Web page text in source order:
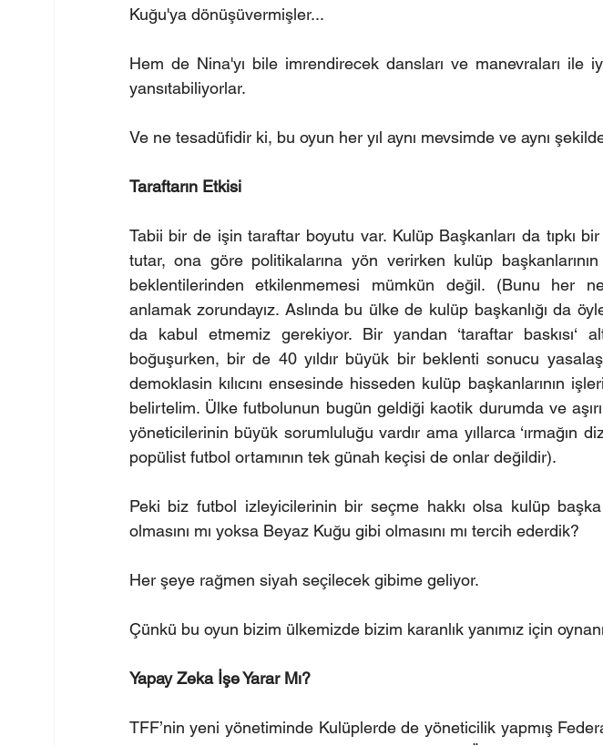
Kuğu'ya dönüşüvermişler...
Hem de Nina'yı bile imrendirecek dansları ve manevraları ile
yansıtabiliyorlar.
Ve ne tesadüfidir ki, bu oyun her yıl aynı mevsimde ve aynı
Taraftarın Etkisi
Tabii bir de işin taraftar boyutu var. Kulüp Başkanları da tıpkı
tutar, ona göre politikalarına yön verirken kulüp
beklentilerinden etkilenmemesi mümkün değil. (Bunu her
anlamak zorundayız. Aslında bu ülke de kulüp başkanlığı da
da kabul etmemiz gerekiyor. Bir yandan ‘taraftar baskısı‘
boğuşurken, bir de 40 yıldır büyük bir beklenti sonucu
demoklasin kılıcını ensesinde hisseden kulüp başkanlarının
belirtelim. Ülke futbolunun bugün geldiği kaotik durumda ve
yöneticilerinin büyük sorumluluğu vardır ama yıllarca ‘ırmağın
popülist futbol ortamının tek günah keçisi de onlar değildir).
Peki biz futbol izleyicilerinin bir seçme hakkı olsa kulüp
olmasını mı yoksa Beyaz Kuğu gibi olmasını mı tercih ederdik?
Her şeye rağmen siyah seçilecek gibime geliyor.
Çünkü bu oyun bizim ülkemizde bizim karanlık yanımız için
Yapay Zeka İşe Yarar Mı?
TFF’nin yeni yönetiminde Kulüplerde de yöneticilik yapmış